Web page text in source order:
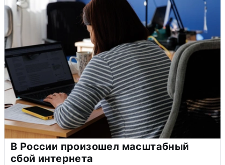
В России произошел масштабный
сбой интернета